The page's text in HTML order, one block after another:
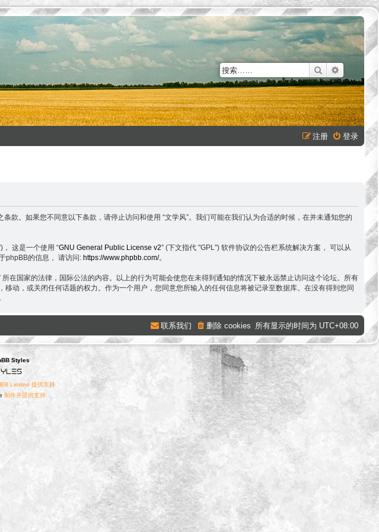
搜索
登录
注册
款。如果您不同意以下条款，请停止访问和使用 “文学风”。我们可能在我们认为合适的时候，在并未通知您的
， 这是一个使用 “GNU General Public License v2” (下文指代 "GPL") 软件协议的公告栏系统解决方案， 可以从
phpBB的信息， 请访问: https://www.phpbb.com/。
在国家的法律，国际公法的内容。以上的行为可能会使您在未得到通知的情况下被永远禁止访问这个论坛。所有
动，或关闭任何话题的权力。作为一个用户，您同意您所输入的任何信息将被记录至数据库。在没有得到您同
所有显示的时间为 UTC+08:00
删除 cookies
联系我们
Styles
Limited 提供支持
制作并提供支持